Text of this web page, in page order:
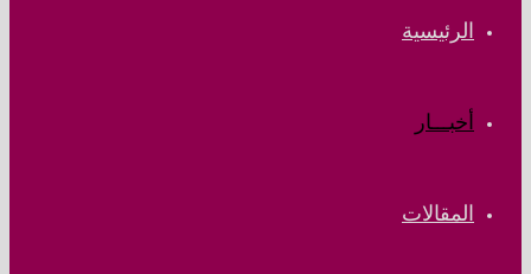
الرئيسية
أخبـــار
المقالات